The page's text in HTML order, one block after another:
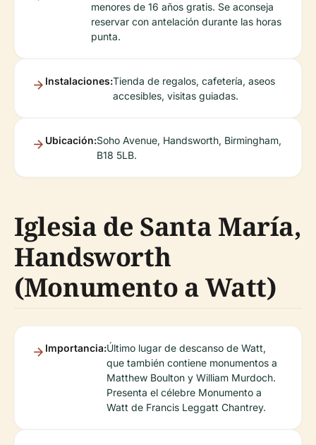
menores de 16 años gratis. Se aconseja
reservar con antelación durante las horas
punta.
Instalaciones:Tienda de regalos, cafetería, aseos
accesibles, visitas guiadas.
Ubicación:Soho Avenue, Handsworth, Birmingham,
B18 5LB.
Iglesia de Santa María,
Handsworth
(Monumento a Watt)
Importancia:Último lugar de descanso de Watt,
que también contiene monumentos a
Matthew Boulton y William Murdoch.
Presenta el célebre Monumento a
Watt de Francis Leggatt Chantrey.